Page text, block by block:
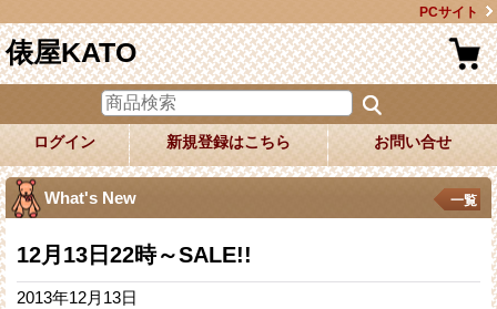
PCサイト
俵屋KATO
ログイン 新規登録はこちら お問い合せ
What's New 一覧
12月13日22時～SALE!!
2013年12月13日